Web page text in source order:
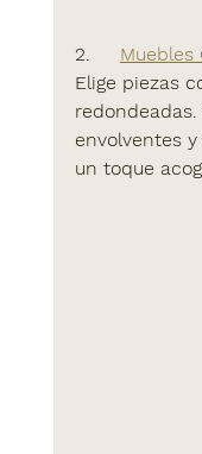
2. Muebles
Elige piezas
envolventes
un toque